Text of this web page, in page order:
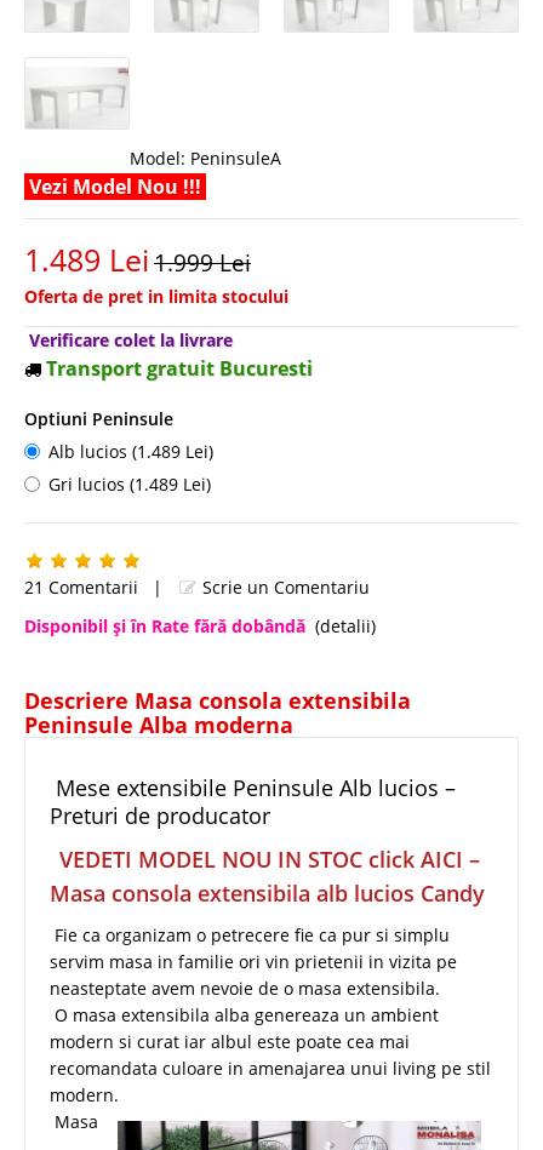
Model: PeninsuleA
Vezi Model Nou !!!
1.489 Lei1.999 Lei
Oferta de pret in limita stocului
Verificare colet la livrare
Transport gratuit Bucuresti
Optiuni Peninsule
Alb lucios (1.489 Lei)
Gri lucios (1.489 Lei)
21 Comentarii |
Scrie un Comentariu
Disponibil şi în Rate fără dobândă (detalii)
Descriere Masa consola extensibila
Peninsule Alba moderna
Mese extensibile Peninsule Alb lucios –
Preturi de producator
VEDETI MODEL NOU IN STOC click AICI –
Masa consola extensibila alb lucios Candy
Fie ca organizam o petrecere fie ca pur si simplu
servim masa in familie ori vin prietenii in vizita pe
neasteptate avem nevoie de o masa extensibila.
O masa extensibila alba genereaza un ambient
modern si curat iar albul este poate cea mai
recomandata culoare in amenajarea unui living pe stil
modern.
Masa